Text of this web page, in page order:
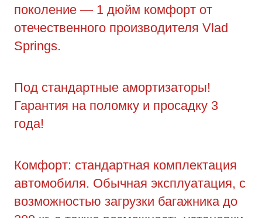
поколение — 1 дюйм комфорт от
отечественного производителя Vlad
Springs.
Под стандартные амортизаторы!
Гарантия на поломку и просадку 3
года!
Комфорт: стандартная комплектация
автомобиля. Обычная эксплуатация, с
возможностью загрузки багажника до